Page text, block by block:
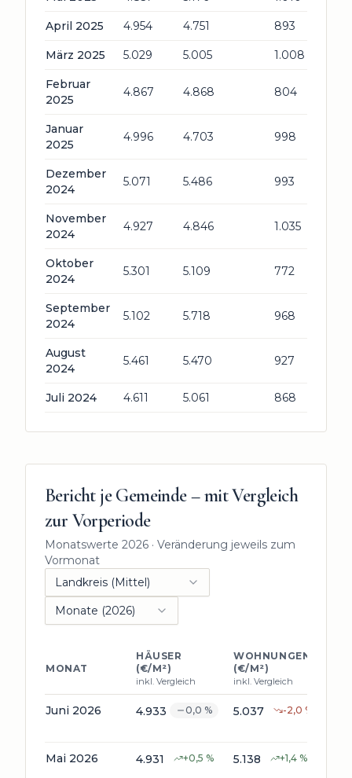
April 2025 4.954 4.751 893
März 2025 5.029 5.005 1.008
Februar
2025
4.867 4.868 804
Januar
2025
4.996 4.703 998
Dezember
2024
5.071 5.486 993
November
2024
4.927 4.846 1.035
Oktober
2024
5.301 5.109 772
September
2024
5.102 5.718 968
August
2024
5.461 5.470 927
Juli 2024 4.611 5.061 868
Bericht je Gemeinde – mit Vergleich
zur Vorperiode
Monatswerte 2026 · Veränderung jeweils zum
Vormonat
Landkreis (Mittel)
Monate (2026)
MONAT
HÄUSER
(€/M²)
inkl. Vergleich
WOHNUNGEN
(€/M²)
inkl. Vergleich
Juni 2026 4.933 0,0 % 5.037 -2,0 %
Mai 2026 4.931 +0,5 % 5.138 +1,4 %